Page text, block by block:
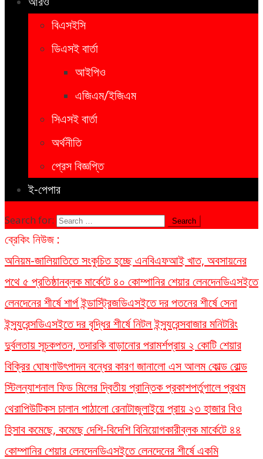
বিএসইসি
ডিএসই বার্তা
আইপিও
এজিএম/ইজিএম
সিএসই বার্তা
অর্থনীতি
প্রেস বিজ্ঞপ্তি
ই-পেপার
Search for:
ব্রেকিং নিউজ :
অনিয়ম-জালিয়াতিতে সংকুচিত হচ্ছে এনবিএফআই খাত, অবসায়নের
পথে ৫ প্রতিষ্ঠানব্লক মার্কেটে ৪০ কোম্পানির শেয়ার লেনদেনডিএসইতে
লেনদেনের শীর্ষে শার্প ইন্ডাস্ট্রিজডিএসইতে দর পতনের শীর্ষে সেনা
ইন্স্যুরেন্সডিএসইতে দর বৃদ্ধির শীর্ষে নিটল ইন্স্যুরেন্সবাজার মনিটরিং
দুর্বলতায় সূচকপতন, তদারকি বাড়ানোর পরামর্শপ্রায় ২ কোটি শেয়ার
বিক্রির ঘোষণাউৎপাদন বন্ধের কারণ জানালো এস আলম কোল্ড রোল্ড
স্টিলন্যাশনাল ফিড মিলের দ্বিতীয় প্রান্তিক প্রকাশপর্তুগালে প্রথম
থেরাপিউটিকস চালান পাঠালো রেনাটাজুলাইয়ে প্রায় ২৩ হাজার বিও
হিসাব কমেছে, কমেছে দেশি-বিদেশি বিনিয়োগকারীব্লক মার্কেটে ৪৪
কোম্পানির শেয়ার লেনদেনডিএসইতে লেনদেনের শীর্ষে একমি